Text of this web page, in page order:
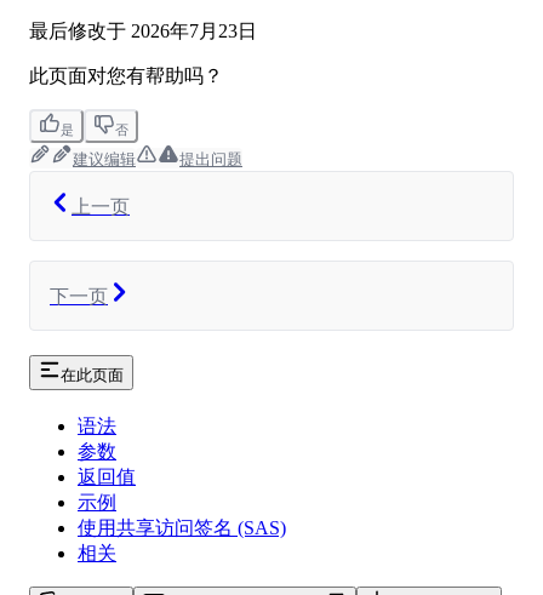
最后修改于 2026年7月23日
此页面对您有帮助吗？
是 否
建议编辑 提出问题
上一页
下一页
在此页面
语法
参数
返回值
示例
使用共享访问签名 (SAS)
相关